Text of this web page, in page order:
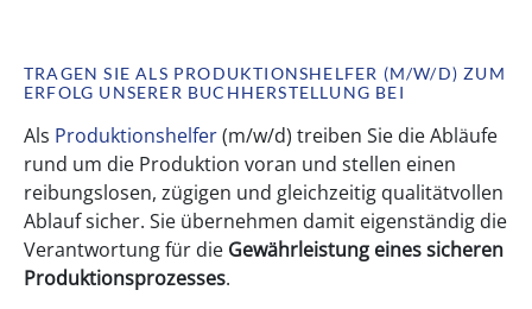
TRAGEN SIE ALS PRODUKTIONSHELFER (M/W/D) ZUM
ERFOLG UNSERER BUCHHERSTELLUNG BEI
Als Produktionshelfer(m/w/d) treiben Sie die Abläufe
rund um die Produktion voran und stellen einen
reibungslosen, zügigen und gleichzeitig qualitätvollen
Ablauf sicher. Sie übernehmen damit eigenständig die
Verantwortung für die Gewährleistung eines sicheren
Produktionsprozesses.